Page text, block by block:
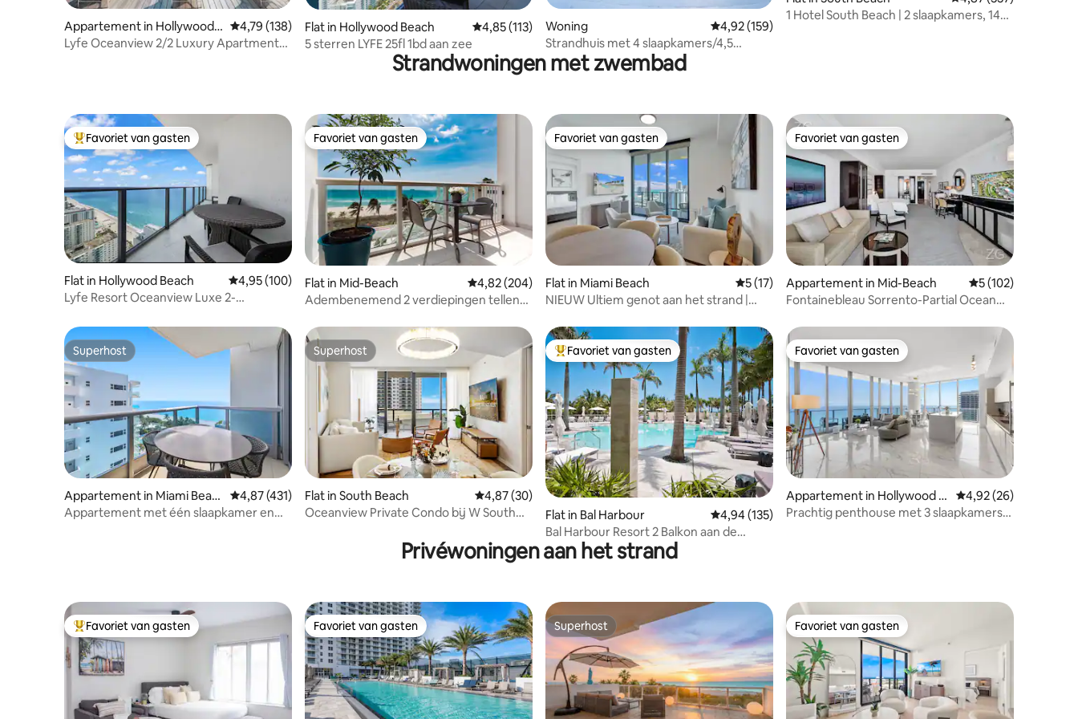
Appartement in Hollywood B
each
Gemiddelde beoordeling van 4,79 op 5, 138 recensies
4,79 (138)
Lyfe Oceanview 2/2 Luxury Apartment
Flat in Hollywood Beach Gemiddelde beoordeling van 4,85 op 5, 113 recensies
4,85 (113)
5 sterren LYFE 25fl 1bd aan zee
Woning Gemiddelde beoordeling van 4,92 op 5, 159 recensies
4,92 (159)
Strandhuis met 4 slaapkamers/4,5
badkamers in Fort Lauderdale
1 Hotel South Beach | 2 slaapkamers, 14e
Strandwoningen met zwembad
Topfavoriet van gasten
Favoriet van gasten
Flat in Hollywood Beach Gemiddelde beoordeling van 4,95 op 5, 100 recensies
4,95 (100)
Lyfe Resort Oceanview Luxe 2-
Favoriet van gasten
Favoriet van gasten
Flat in Mid-Beach Gemiddelde beoordeling van 4,82 op 5, 204 recensies
4,82 (204)
Adembenemend 2 verdiepingen tellend
Favoriet van gasten
Favoriet van gasten
Flat in Miami Beach Gemiddelde beoordeling van 5 op 5, 17 recensies
5 (17)
NIEUW Ultiem genot aan het strand |
Favoriet van gasten
Favoriet van gasten
Appartement in Mid-Beach Gemiddelde
5 (102)
Fontainebleau Sorrento-Partial Ocean
Superhost
Superhost
Appartement in Miami Beac
h
Gemiddelde beoordeling van 4,87 op 5, 431 recensies
4,87 (431)
Appartement met één slaapkamer en
Superhost
Superhost
Flat in South Beach Gemiddelde beoordeling van 4,87 op 5, 30 recensies
4,87 (30)
Oceanview Private Condo bij W South
Topfavoriet van gasten
Favoriet van gasten
Flat in Bal Harbour Gemiddelde beoordeling van 4,94 op 5, 135 recensies
4,94 (135)
Bal Harbour Resort 2 Balkon aan de
★★★★★oceaan
Favoriet van gasten
Favoriet van gasten
Appartement in Hollywood B
each
Gemiddelde
4,92 (26)
Prachtig penthouse met 3 slaapkamers
Privéwoningen aan het strand
Topfavoriet van gasten
Favoriet van gasten Favoriet van gasten
Favoriet van gasten Superhost
Superhost Favoriet van gasten
Favoriet van gasten